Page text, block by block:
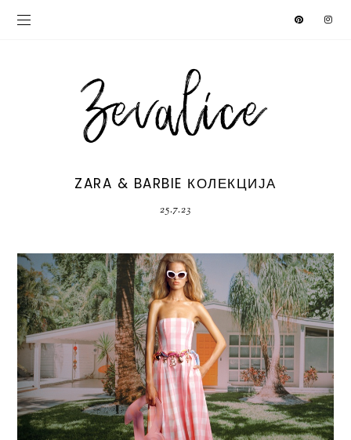
ZARA & BARBIE КОЛЕКЦИЈА
25.7.23